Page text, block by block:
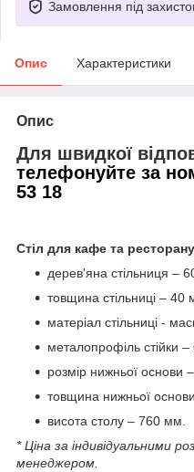
Замовлення під
Опис Характеристики
Опис
Для швидкої
телефонуйте за
53 18
Стіл для кафе та
дерев'яна стільниця –
товщина стільниці – 40
матеріал стільниці -
металопрофіль стійки
розмір нижньої основи
товщина нижньої
висота столу – 760 мм.
* Ціна за індивідуальними
менеджером.